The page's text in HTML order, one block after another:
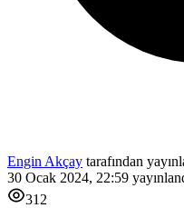
Engin Akçay tarafından
30 Ocak 2024, 22:59
312